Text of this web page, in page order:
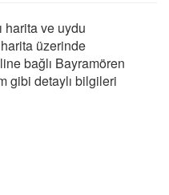
harita ve uydu
üzerinde
bağlı Bayramören
gibi detaylı bilgileri